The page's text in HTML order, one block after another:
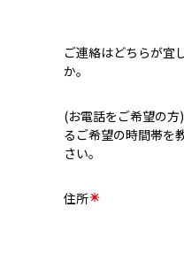
ご連絡はどちらが宜
か。
(お電話をご希望の方
るご希望の時間帯を
さい。
住所